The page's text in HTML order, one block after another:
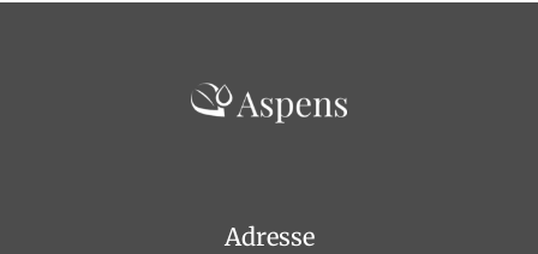
Adresse